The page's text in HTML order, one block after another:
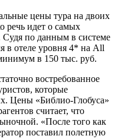
цены тура на двоих
речь идет о самых
по данным в системе
в отеле уровня 4* на All
в 150 тыс. руб.
востребованное
которые
Цены «Библио-Глобуса»
считает, что
«После того как
поставил полетную